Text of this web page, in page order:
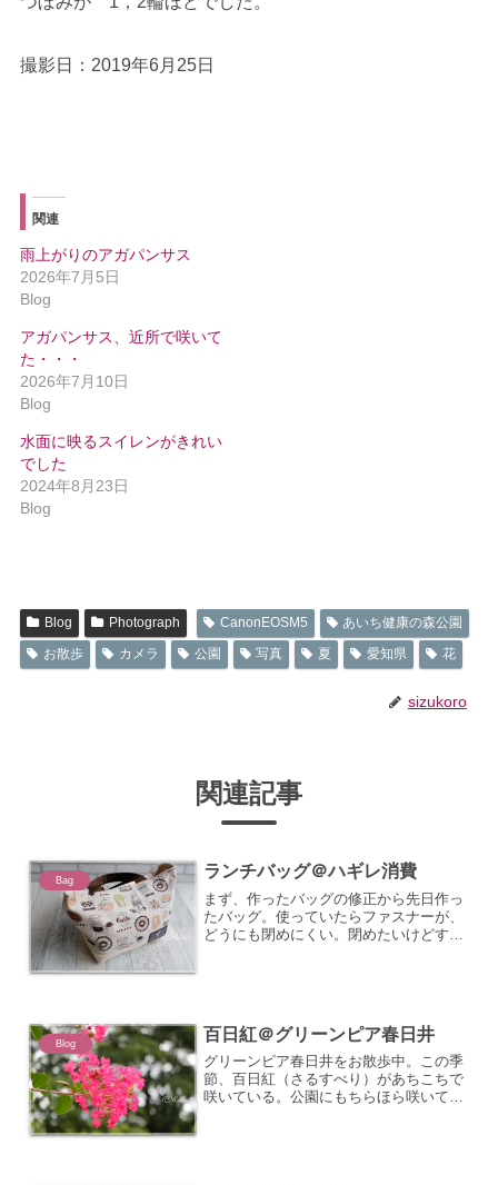
撮影日：2019年6月25日
関連
雨上がりのアガパンサス
2026年7月5日
Blog
アガパンサス、近所で咲いて
た・・・
2026年7月10日
Blog
水面に映るスイレンがきれい
でした
2024年8月23日
Blog
Blog Photograph CanonEOSM5
あいち健康の森公園
お散歩
カメラ 公園 写真 夏 愛知県 花
sizukoro
関連記事
Bag ランチバッグ＠ハギレ消費
まず、作ったバッグの修正から先日作っ
たバッグ。使っていたらファスナーが、
どうにも閉めにくい。閉めたいけどすぐ
Blog 百日紅＠グリーンピア春日井
グリーンピア春日井をお散歩中。この季
節、百日紅（さるすべり）があちこちで
咲いている。公園にもちらほら咲いてい